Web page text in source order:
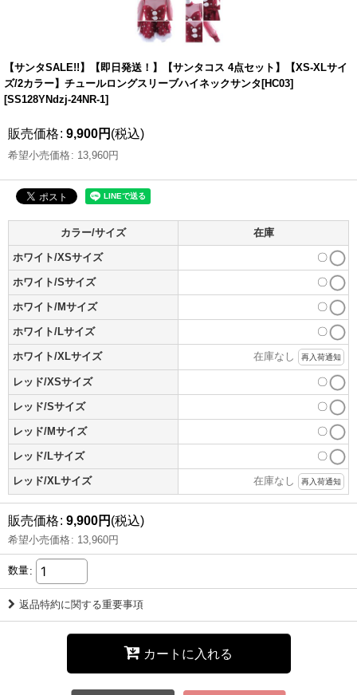
【サンタSALE!!】【即日発送！】【サンタコス 4点セット】【XS-XLサイ
ズ/2カラー】チュールロングスリーブハイネックサンタ[HC03]
[SS128YNdzj-24NR-1]
販売価格: 9,900円 (税込)
希望小売価格: 13,960円
カラー/サイズ 在庫
ホワイト/XSサイズ 〇
ホワイト/Sサイズ 〇
ホワイト/Mサイズ 〇
ホワイト/Lサイズ 〇
ホワイト/XLサイズ 在庫なし 再入荷通知
レッド/XSサイズ 〇
レッド/Sサイズ 〇
レッド/Mサイズ 〇
レッド/Lサイズ 〇
レッド/XLサイズ 在庫なし 再入荷通知
販売価格: 9,900円 (税込)
希望小売価格: 13,960円
数量:
返品特約に関する重要事項
カートに入れる